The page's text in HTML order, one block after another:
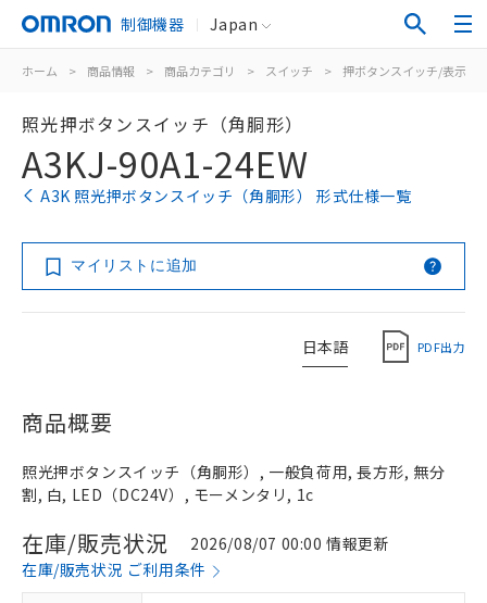
制御機器 Japan
ホーム > 商品情報 > 商品カテゴリ > スイッチ > 押ボタンスイッチ/表示灯
照光押ボタンスイッチ（角胴形）
A3KJ-90A1-24EW
A3K 照光押ボタンスイッチ（角胴形） 形式仕様一覧
マイリストに追加
日本語 PDF出力
商品概要
照光押ボタンスイッチ（角胴形）, 一般負荷用, 長方形, 無分
割, 白, LED（DC24V）, モーメンタリ, 1c
在庫/販売状況
2026/08/07 00:00 情報更新
在庫/販売状況 ご利用条件